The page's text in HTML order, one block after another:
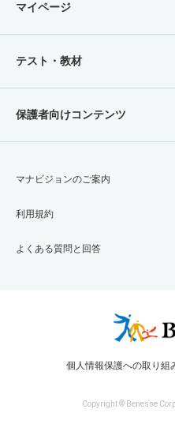
マイページ
テスト・教材
保護者向けコンテンツ
マナビジョンのご案内
利用規約
よくある質問と回答
個人情報保護への取り組
Copyright © Benesse